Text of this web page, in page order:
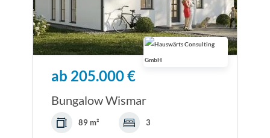
ab 205.000 €
Bungalow Wismar
89 m² 3